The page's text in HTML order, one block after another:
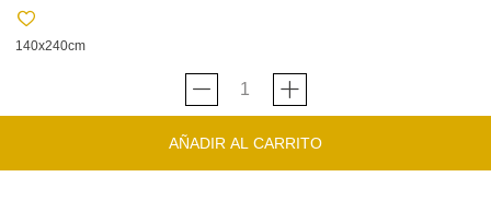
140x240cm
AÑADIR AL CARRITO
SOSTENIBILIDAD
FAQ'S
PROTECCIÓN DE DATOS
CONDICIONES GENERALES DE VENTA
hômaCONDICIONES DE LA TARJETA
CONTACTO
FORMULARIO DE CONTACTO